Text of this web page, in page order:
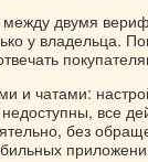
между двумя
у владельца.
и чатами:
все
без